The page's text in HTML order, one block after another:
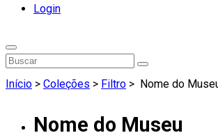
Login
Início > Coleções > Filtro > Nome do
Nome do Museu